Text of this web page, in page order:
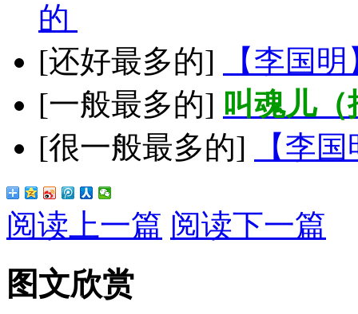
的
[还好最多的]
【李国
[一般最多的] 叫魂儿
[很一般最多的]
【李
阅读上一篇 阅读下一篇
图文欣赏